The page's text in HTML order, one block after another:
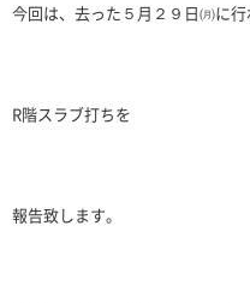
今回は、去った５月２９日㈪に
R階スラブ打ちを
報告致します。